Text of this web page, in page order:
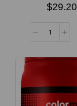
$29.20